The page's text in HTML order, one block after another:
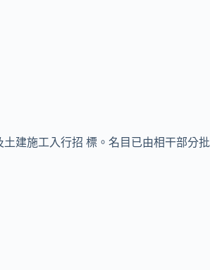
建施工入行招 標。名目已由相干部分批